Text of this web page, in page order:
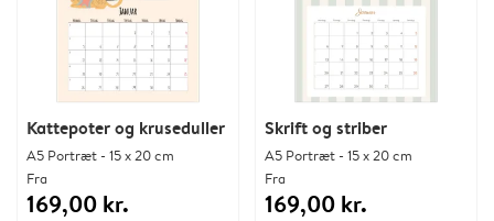
Kattepoter og kruseduller
A5 Portræt - 15 x 20 cm
Fra
169,00 kr.
Skrift og striber
A5 Portræt - 15 x 20 cm
Fra
169,00 kr.